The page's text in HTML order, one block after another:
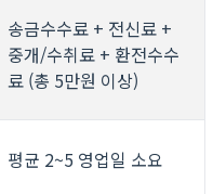
송금수수료 + 전신료 +
중개/수취료 + 환전수수
료 (총 5만원 이상)
평균 2~5 영업일 소요